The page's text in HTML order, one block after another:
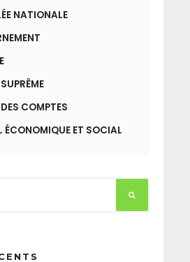
NATIONALE
COMPTES
ÉCONOMIQUE ET SOCIAL